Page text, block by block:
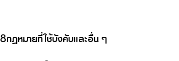
8กฎหมายที่ใช้บังคับและอื่น ๆ